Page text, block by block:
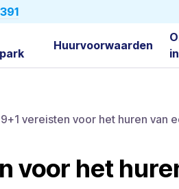
Huurvoorwaarden
9+1 vereisten voor het huren van
voor het